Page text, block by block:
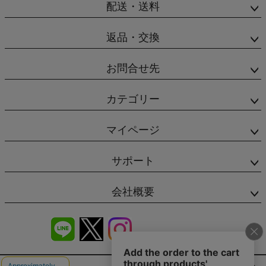
配送・送料
返品・交換
お問合せ先
カテゴリー
マイページ
サポート
会社概要